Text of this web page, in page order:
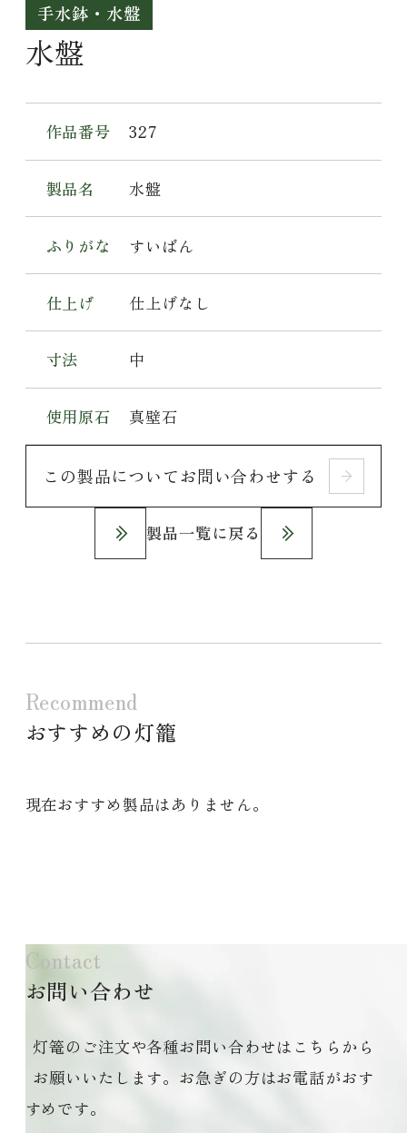
手水鉢・水盤
水盤
作品番号 327
製品名 水盤
ふりがな すいばん
仕上げ 仕上げなし
寸法 中
使用原石 真壁石
この製品についてお問い合わせする
製品一覧に戻る
Recommend
おすすめの灯籠
現在おすすめ製品はありません。
Contact
お問い合わせ
灯篭のご注文や各種お問い合わせはこちらから
お願いいたします。お急ぎの方はお電話がおす
すめです。